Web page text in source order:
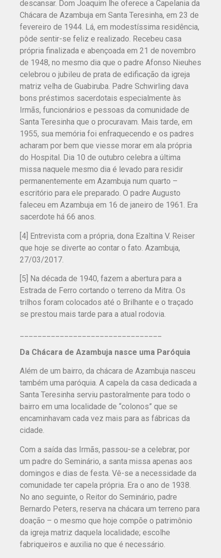
descansar. Dom Joaquim lhe oferece a Capelania da
Chácara de Azambuja em Santa Teresinha, em 23 de
fevereiro de 1944. Lá, em modestíssima residência,
pôde sentir-se feliz e realizado. Recebeu casa
própria finalizada e abençoada em 21 de novembro
de 1948, no mesmo dia que o padre Afonso Nieuhes
celebrou o jubileu de prata de edificação da igreja
matriz velha de Guabiruba. Padre Schwirling dava
bons préstimos sacerdotais especialmente às
Irmãs, funcionários e pessoas da comunidade de
Santa Teresinha que o procuravam. Mais tarde, em
1955, sua memória foi enfraquecendo e os padres
acharam por bem que viesse morar em ala própria
do Hospital. Dia 10 de outubro celebra a última
missa naquele mesmo dia é levado para residir
permanentemente em Azambuja num quarto –
escritório para ele preparado. O padre Augusto
faleceu em Azambuja em 16 de janeiro de 1961. Era
sacerdote há 66 anos.
[4] Entrevista com a própria, dona Ezaltina V. Reiser
que hoje se diverte ao contar o fato. Azambuja,
27/03/2017.
[5] Na década de 1940, fazem a abertura para a
Estrada de Ferro cortando o terreno da Mitra. Os
trilhos foram colocados até o Brilhante e o traçado
se prestou mais tarde para a atual rodovia.
Da Chácara de Azambuja nasce uma Paróquia
Além de um bairro, da chácara de Azambuja nasceu
também uma paróquia. A capela da casa dedicada a
Santa Teresinha serviu pastoralmente para todo o
bairro em uma localidade de “colonos” que se
encaminhavam cada vez mais para as fábricas da
cidade.
Com a saída das Irmãs, passou-se a celebrar, por
um padre do Seminário, a santa missa apenas aos
domingos e dias de festa. Vê-se a necessidade da
comunidade ter capela própria. Era o ano de 1938.
No ano seguinte, o Reitor do Seminário, padre
Bernardo Peters, reserva na chácara um terreno para
doação – o mesmo que hoje compõe o patrimônio
da igreja matriz daquela localidade; escolhe
fabriqueiros e auxilia no que é necessário.